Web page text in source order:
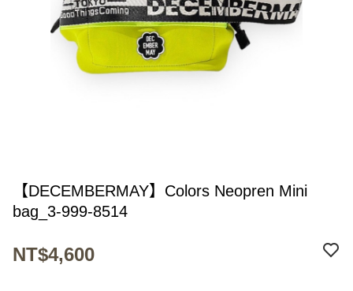
【DECEMBERMAY】Colors Neopren Mini
bag_3-999-8514
NT$4,600